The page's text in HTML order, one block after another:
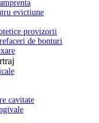
evictiune
provizorii
de bonturi
cavitate